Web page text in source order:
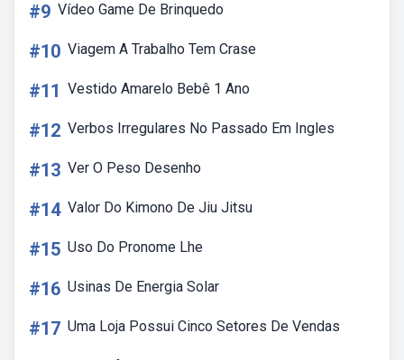
#9 Vídeo Game De Brinquedo
#10 Viagem A Trabalho Tem Crase
#11 Vestido Amarelo Bebê 1 Ano
#12 Verbos Irregulares No Passado Em Ingles
#13 Ver O Peso Desenho
#14 Valor Do Kimono De Jiu Jitsu
#15 Uso Do Pronome Lhe
#16 Usinas De Energia Solar
#17 Uma Loja Possui Cinco Setores De Vendas